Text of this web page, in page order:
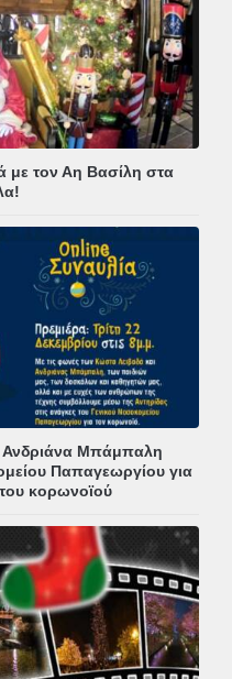
με τον Αη Βασίλη στα
Ανδριάνα Μπάμπαλη
Παπαγεωργίου για
κορωνοϊού